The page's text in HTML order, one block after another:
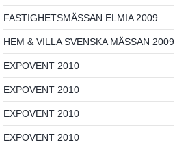
FASTIGHETSMÄSSAN ELMIA 2009
HEM & VILLA SVENSKA MÄSSAN 2009
EXPOVENT 2010
EXPOVENT 2010
EXPOVENT 2010
EXPOVENT 2010